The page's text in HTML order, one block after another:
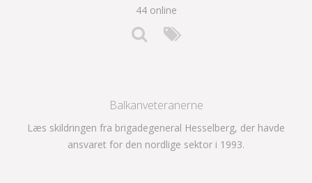
44 online
Balkanveteranerne
Læs skildringen fra brigadegeneral Hesselberg, der havde
ansvaret for den nordlige sektor i 1993.